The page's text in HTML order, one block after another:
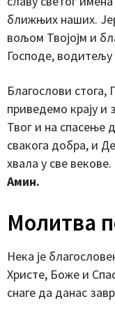
ближњих наших.
вољом Твојојм и
Господе,
Благослови стога,
приведемо крају и
Твог и на спасење
свакога добра, и
хвала у све векове.
Амин.
Молитва
Нека је
Христе, Боже и
снаге да данас